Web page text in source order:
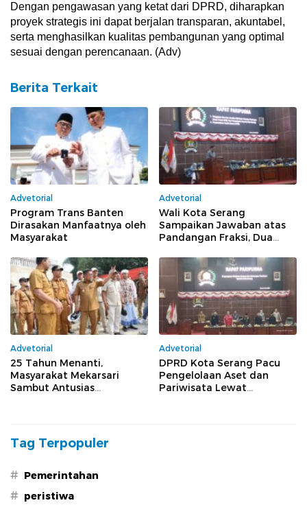
Dengan pengawasan yang ketat dari DPRD, diharapkan
proyek strategis ini dapat berjalan transparan, akuntabel,
serta menghasilkan kualitas pembangunan yang optimal
sesuai dengan perencanaan. (Adv)
Berita Terkait
Advetorial
Program Trans Banten
Dirasakan Manfaatnya oleh
Masyarakat
Advetorial
Wali Kota Serang
Sampaikan Jawaban atas
Pandangan Fraksi, Dua
Pembahasan
Advetorial
25 Tahun Menanti,
Masyarakat Mekarsari
Sambut Antusias
Advetorial
DPRD Kota Serang Pacu
Pengelolaan Aset dan
Pariwisata Lewat
Tag Terpopuler
# Pemerintahan
# peristiwa